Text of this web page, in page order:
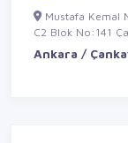
Mustafa Kemal
C2 Blok No:141
Ankara /